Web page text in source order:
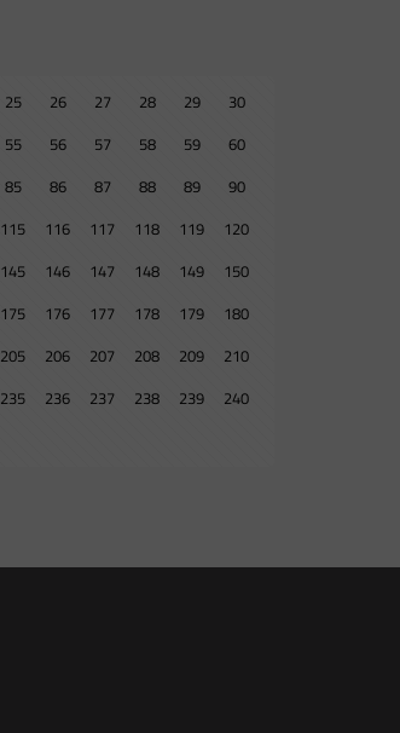
25 26 27 28 29
30
55 56 57 58 59
60
85 86 87 88 89
90
115 116 117 118 119
120
145 146 147 148 149
150
175 176 177 178 179
180
205 206 207 208 209
210
235 236 237 238 239
240